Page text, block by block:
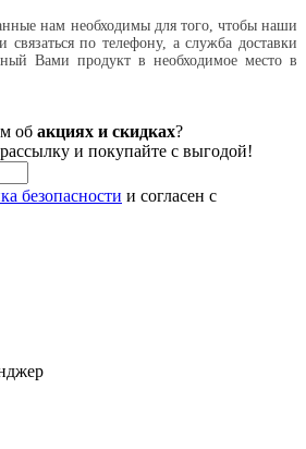
нам необходимы для того, чтобы наши
по телефону, а служба доставки
Вами продукт в необходимое место в
об акциях и скидках?
и покупайте с выгодой!
безопасности и согласен с